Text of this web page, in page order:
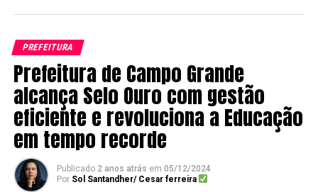
PREFEITURA
Prefeitura de Campo Grande
alcança Selo Ouro com gestão
eficiente e revoluciona a Educação
em tempo recorde
Publicado 2 anos atrás em 05/12/2024
Por Sol Santandher/ Cesar ferreira